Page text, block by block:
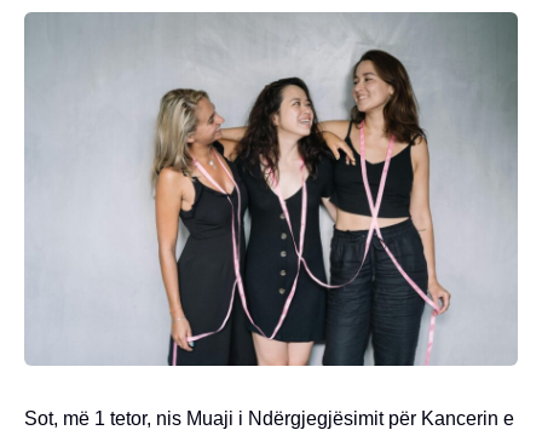
Sot, më 1 tetor, nis Muaji i Ndërgjegjësimit për Kancerin e